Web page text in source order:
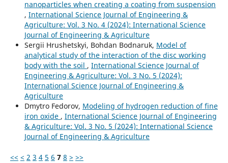
nanoparticles when creating a coating from suspension
, International Science Journal of Engineering &
Agriculture: Vol. 3 No. 4 (2024): International Science
Journal of Engineering & Agriculture
Sergiі Hrushetskyі, Bohdan Bodnaruk, Model of
analytical study of the interaction of the disc working
body with the soil , International Science Journal of
Engineering & Agriculture: Vol. 3 No. 5 (2024):
International Science Journal of Engineering &
Agriculture
Dmytro Fedorov, Modeling of hydrogen reduction of fine
iron oxide , International Science Journal of Engineering
& Agriculture: Vol. 3 No. 5 (2024): International Science
Journal of Engineering & Agriculture
<< < 2 3 4 5 6 7 8 > >>